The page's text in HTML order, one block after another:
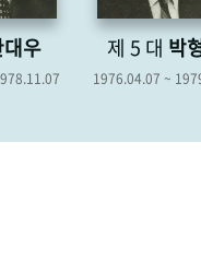
년 광장
박형종
1979.04.06
제 6 대
1978.12.19 ~